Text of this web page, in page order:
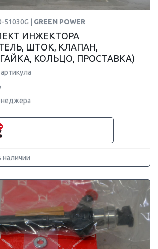
| GREEN POWER
ИНЖЕКТОРА
ШТОК, КЛАПАН,
КОЛЬЦО, ПРОСТАВКА)
наличии